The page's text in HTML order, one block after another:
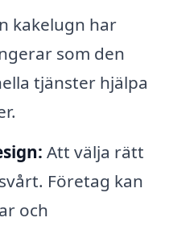
kakelugn har
som den
tjänster hjälpa
Att välja rätt
Företag kan
och